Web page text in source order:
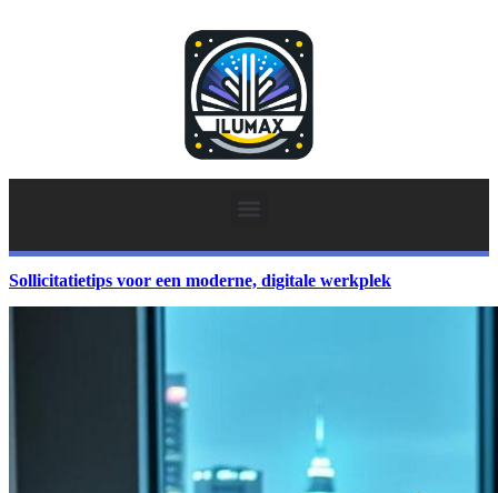
Sollicitatietips voor een moderne, digitale werkplek